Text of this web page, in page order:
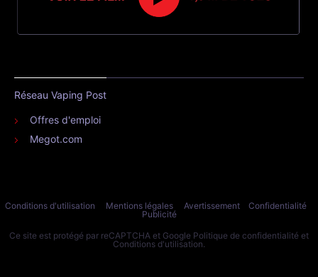
Réseau Vaping Post
Offres d'emploi
Megot.com
Conditions d'utilisation Mentions légales Avertissement
Confidentialité
Publicité
Ce site est protégé par reCAPTCHA et Google Politique de confidentialité et
Conditions d'utilisation.